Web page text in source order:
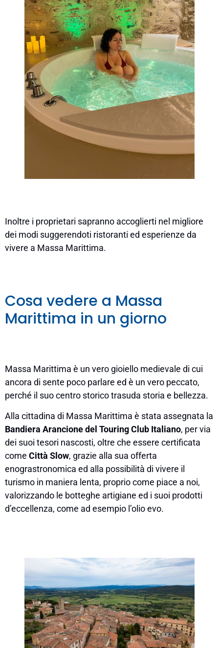
Inoltre i proprietari sapranno accoglierti nel migliore
dei modi suggerendoti ristoranti ed esperienze da
vivere a Massa Marittima.
Cosa vedere a Massa
Marittima in un giorno
Massa Marittima è un vero gioiello medievale di cui
ancora di sente poco parlare ed è un vero peccato,
perché il suo centro storico trasuda storia e bellezza.
Alla cittadina di Massa Marittima è stata assegnata la
Bandiera Arancione del Touring Club Italiano, per via
dei suoi tesori nascosti, oltre che essere certificata
come Città Slow, grazie alla sua offerta
enograstronomica ed alla possibilità di vivere il
turismo in maniera lenta, proprio come piace a noi,
valorizzando le botteghe artigiane ed i suoi prodotti
d’eccellenza, come ad esempio l’olio evo.